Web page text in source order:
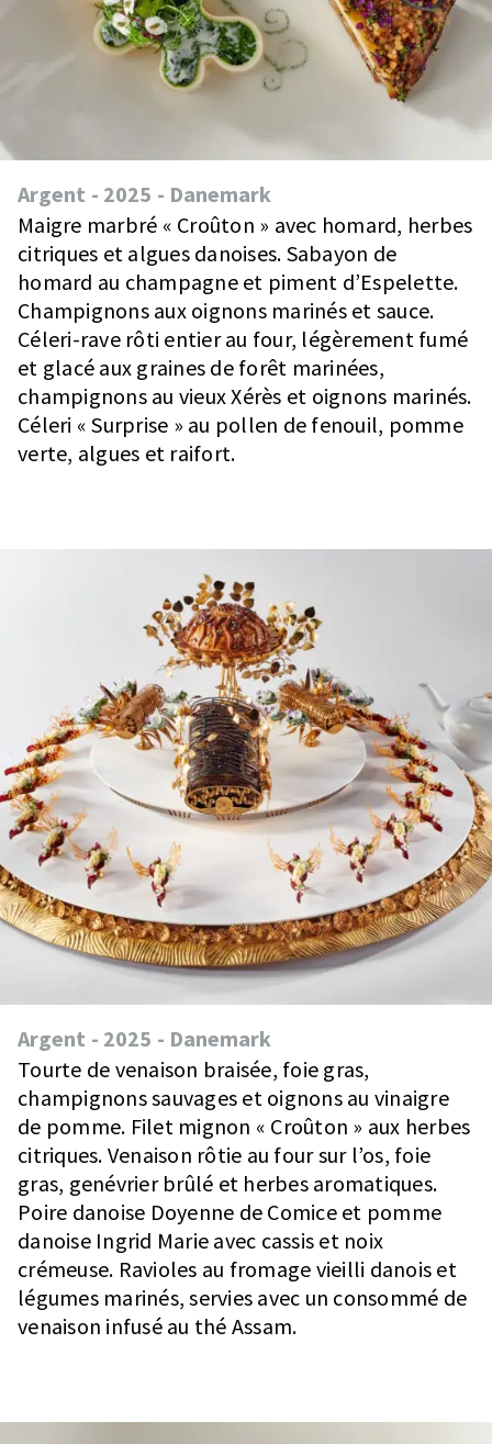
Argent - 2025 - Danemark
Maigre marbré « Croûton » avec homard, herbes
citriques et algues danoises. Sabayon de
homard au champagne et piment d’Espelette.
Champignons aux oignons marinés et sauce.
Céleri-rave rôti entier au four, légèrement fumé
et glacé aux graines de forêt marinées,
champignons au vieux Xérès et oignons marinés.
Céleri « Surprise » au pollen de fenouil, pomme
verte, algues et raifort.
Argent - 2025 - Danemark
Tourte de venaison braisée, foie gras,
champignons sauvages et oignons au vinaigre
de pomme. Filet mignon « Croûton » aux herbes
citriques. Venaison rôtie au four sur l’os, foie
gras, genévrier brûlé et herbes aromatiques.
Poire danoise Doyenne de Comice et pomme
danoise Ingrid Marie avec cassis et noix
crémeuse. Ravioles au fromage vieilli danois et
légumes marinés, servies avec un consommé de
venaison infusé au thé Assam.